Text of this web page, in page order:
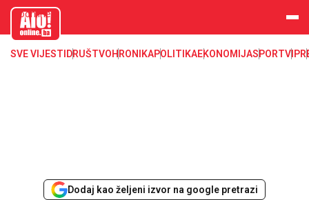
aloonline.b
SVE VIJESTI DRUŠTVOHRONIKAPOLITIKAEKONOMIJASPORTVIP
Dodaj kao željeni izvor na google pretrazi